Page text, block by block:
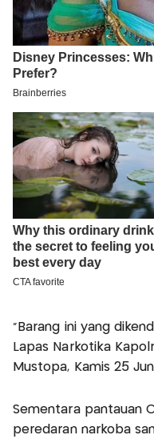
"Barang ini yang
Lapas Narkotika
Mustopa, Kamis 25
Sementara pantauan
peredaran narkoba